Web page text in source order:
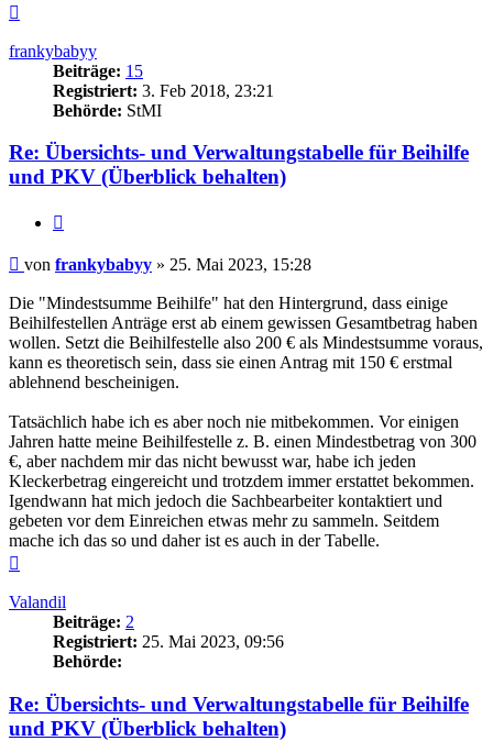
frankybabyy
Beiträge: 15
Registriert: 3. Feb 2018, 23:21
Behörde: StMI
Re: Übersichts- und Verwaltungstabelle für Beihilfe
und PKV (Überblick behalten)
Beitrag
von frankybabyy » 25. Mai 2023, 15:28
Die "Mindestsumme Beihilfe" hat den Hintergrund, dass einige
Beihilfestellen Anträge erst ab einem gewissen Gesamtbetrag haben
wollen. Setzt die Beihilfestelle also 200 € als Mindestsumme voraus,
kann es theoretisch sein, dass sie einen Antrag mit 150 € erstmal
ablehnend bescheinigen.
Tatsächlich habe ich es aber noch nie mitbekommen. Vor einigen
Jahren hatte meine Beihilfestelle z. B. einen Mindestbetrag von 300
€, aber nachdem mir das nicht bewusst war, habe ich jeden
Kleckerbetrag eingereicht und trotzdem immer erstattet bekommen.
Igendwann hat mich jedoch die Sachbearbeiter kontaktiert und
gebeten vor dem Einreichen etwas mehr zu sammeln. Seitdem
mache ich das so und daher ist es auch in der Tabelle.
Valandil
Beiträge: 2
Registriert: 25. Mai 2023, 09:56
Behörde:
Re: Übersichts- und Verwaltungstabelle für Beihilfe
und PKV (Überblick behalten)